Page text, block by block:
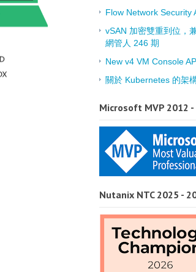
Flow Network Security
vSAN 加密雙重到位，
網管人 246 期
New v4 VM Console
關於 Kubernetes 的架
Microsoft MVP 2012 -
Nutanix NTC 2025 -